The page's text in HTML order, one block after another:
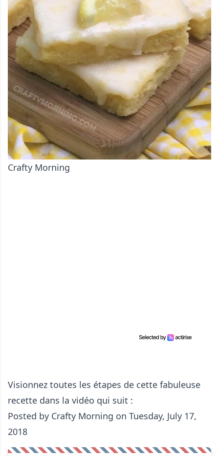
Crafty Morning
Visionnez toutes les étapes de cette fabuleuse
recette dans la vidéo qui suit :
Posted by Crafty Morning on Tuesday, July 17,
2018